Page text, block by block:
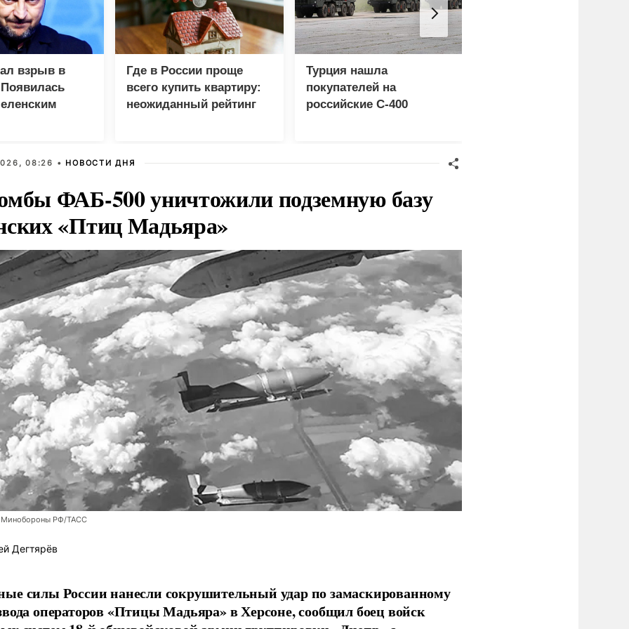
взрыв в
Где в России проще
всего купить квартиру:
неожиданный рейтинг
Турция нашла
покупателей на
российские C-400
08:26 • НОВОСТИ ДНЯ
ФАБ-500 уничтожили подземную базу
«Птиц Мадьяра»
Минобороны РФ/ТАСС
Дегтярёв
силы России нанесли сокрушительный удар по замаскированному
операторов «Птицы Мадьяра» в Херсоне, сообщил боец войск